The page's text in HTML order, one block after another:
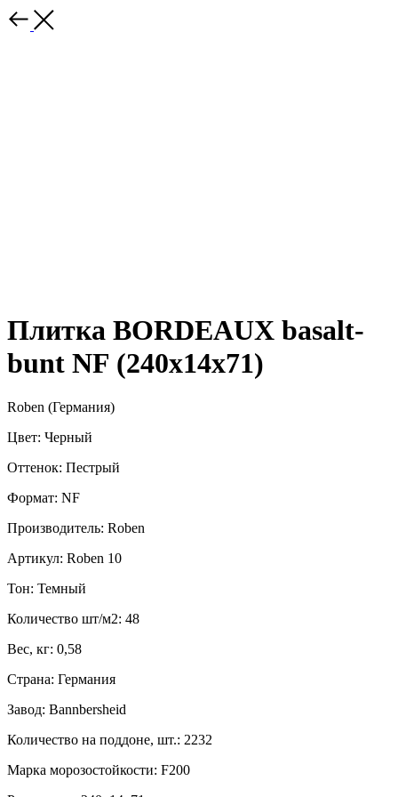
Плитка BORDEAUX basalt-
bunt NF (240x14x71)
Roben (Германия)
Цвет: Черный
Оттенок: Пестрый
Формат: NF
Производитель: Roben
Артикул: Roben 10
Тон: Темный
Количество шт/м2: 48
Вес, кг: 0,58
Страна: Германия
Завод: Bannbersheid
Количество на поддоне, шт.: 2232
Марка морозостойкости: F200